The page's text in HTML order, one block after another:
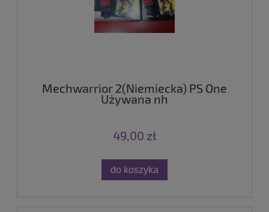
Mechwarrior 2(Niemiecka) PS One
Używana nh
49,00 zł
do koszyka